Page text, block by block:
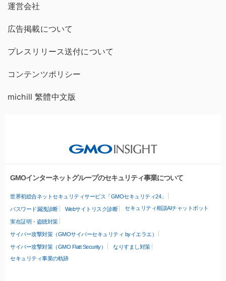
運営会社
広告掲載について
プレスリリース送付について
コンテンツポリシー
michill 繁體中文版
GMOインターネットグループのセキュリティ事業について
世界初総合ネットセキュリティサービス「GMOセキュリティ24」
パスワード漏洩診断 Webサイトリスク診断 セキュリティ相談AIチャットボット
実在証明・盗聴対策
サイバー攻撃対策（GMOサイバーセキュリティ byイエラエ）
サイバー攻撃対策（GMO Flatt Security）
なりすまし対策
セキュリティ事業の軌跡